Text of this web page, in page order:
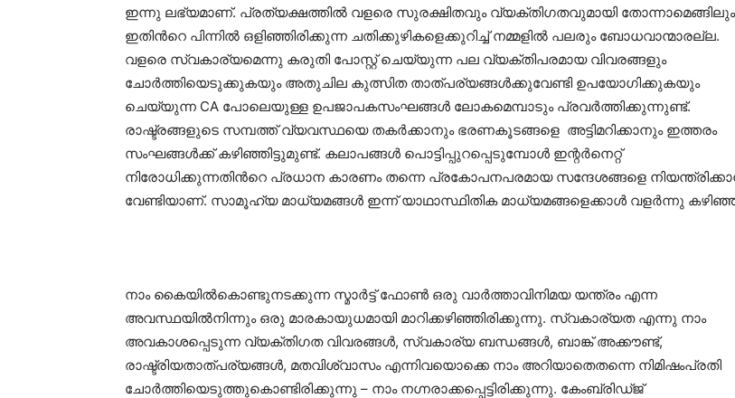
ഇന്നു ലഭ്യമാണ്. പ്രത്യക്ഷത്തില്‍ വളരെ സുരക്ഷിതവും വ്യക്തിഗതവുമായി തോന്നാമെങ്ങിലും
ഇതിന്‍റെ പിന്നിൽ ഒളിഞ്ഞിരിക്കുന്ന ചതിക്കുഴികളെക്കുറിച്ച് നമ്മളിൽ പലരും ബോധവാന്മാരല്ല.
വളരെ സ്വകാര്യമെന്നു കരുതി പോസ്റ്റ്‌ ചെയ്യുന്ന പല വ്യക്തിപരമായ വിവരങ്ങളും
ചോര്‍ത്തിയെടുക്കുകയും അതുചില കുത്സിത താത്പര്യങ്ങള്‍ക്കുവേണ്ടി ഉപയോഗിക്കുകയും
ചെയ്യുന്ന CA പോലെയുള്ള ഉപജാപകസംഘങ്ങൾ ലോകമെമ്പാടും പ്രവര്‍ത്തിക്കുന്നുണ്ട്.
രാഷ്ട്രങ്ങളുടെ സമ്പത്ത് വ്യവസ്ഥയെ തകര്‍ക്കാനും ഭരണകൂടങ്ങളെ അട്ടിമറിക്കാനും ഇത്തരം
സംഘങ്ങള്‍ക്ക് കഴിഞ്ഞിട്ടുമുണ്ട്. കലാപങ്ങള്‍ പൊട്ടിപ്പുറപ്പെടുമ്പോള്‍ ഇന്റര്‍നെറ്റ്‌
നിരോധിക്കുന്നതിന്‍റെ പ്രധാന കാരണം തന്നെ പ്രകോപനപരമായ സന്ദേശങ്ങളെ
വേണ്ടിയാണ്. സാമൂഹ്യ മാധ്യമങ്ങൾ ഇന്ന് യാഥാസ്ഥിതിക മാധ്യമങ്ങളെക്കാൾ വളര്‍ന്നു
നാം കൈയില്‍കൊണ്ടുനടക്കുന്ന സ്മാര്‍ട്ട്‌ ഫോൺ ഒരു വാര്‍ത്താവിനിമയ യന്ത്രം എന്ന
അവസ്ഥയില്‍നിന്നും ഒരു മാരകായുധമായി മാറിക്കഴിഞ്ഞിരിക്കുന്നു. സ്വകാര്യത എന്നു നാം
അവകാശപ്പെടുന്ന വ്യക്തിഗത വിവരങ്ങൾ, സ്വകാര്യ ബന്ധങ്ങൾ, ബാങ്ക് അക്കൗണ്ട്‌,
രാഷ്ട്രിയതാത്പര്യങ്ങൾ, മതവിശ്വാസം എന്നിവയൊക്കെ നാം അറിയാതെതന്നെ നിമിഷംപ്രതി
ചോര്‍ത്തിയെടുത്തുകൊണ്ടിരിക്കുന്നു – നാം നഗ്നരാക്കപ്പെട്ടിരിക്കുന്നു. കേംബ്രിഡ്ജ്